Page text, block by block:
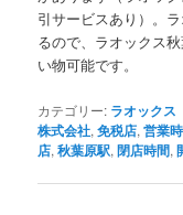
引サービスあり）。
るので、ラオックス
い物可能です。
カテゴリー: ラオックス
株式会社,免税店,営業
店,秋葉原駅,閉店時間,